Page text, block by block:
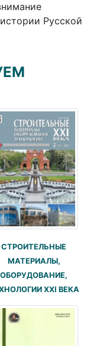
Русской
СТРОИТЕЛЬНЫЕ
МАТЕРИАЛЫ,
ОБОРУДОВАНИЕ,
XXI ВЕКА